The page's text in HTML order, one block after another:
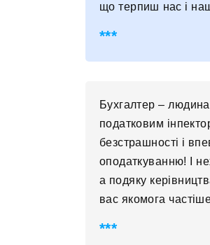
що терпиш нас і
Бухгалтер –
податковим
безстрашності і
оподаткуванню! І
а подяку
вас якомога